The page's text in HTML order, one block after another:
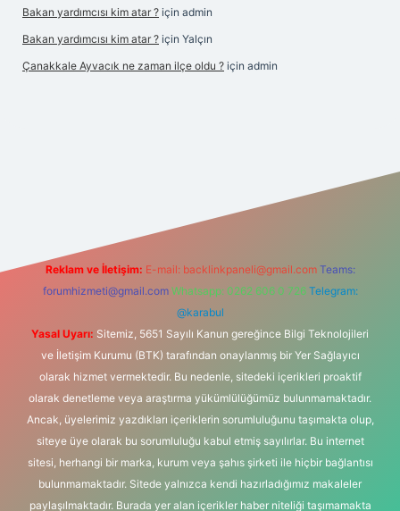
Bakan yardımcısı kim atar ? için admin
Bakan yardımcısı kim atar ? için Yalçın
Çanakkale Ayvacık ne zaman ilçe oldu ? için admin
Reklam ve İletişim: E-mail: backlinkpaneli@gmail.com Teams:
forumhizmeti@gmail.com Whatsapp: 0262 606 0 726 Telegram:
@karabul
Yasal Uyarı: Sitemiz, 5651 Sayılı Kanun gereğince Bilgi Teknolojileri
ve İletişim Kurumu (BTK) tarafından onaylanmış bir Yer Sağlayıcı
olarak hizmet vermektedir. Bu nedenle, sitedeki içerikleri proaktif
olarak denetleme veya araştırma yükümlülüğümüz bulunmamaktadır.
Ancak, üyelerimiz yazdıkları içeriklerin sorumluluğunu taşımakta olup,
siteye üye olarak bu sorumluluğu kabul etmiş sayılırlar. Bu internet
sitesi, herhangi bir marka, kurum veya şahıs şirketi ile hiçbir bağlantısı
bulunmamaktadır. Sitede yalnızca kendi hazırladığımız makaleler
paylaşılmaktadır. Burada yer alan içerikler haber niteliği taşımamakta